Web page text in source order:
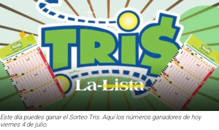
Este día puedes ganar el Sorteo Tris. Aquí los números ganadores de hoy
viernes 4 de julio.